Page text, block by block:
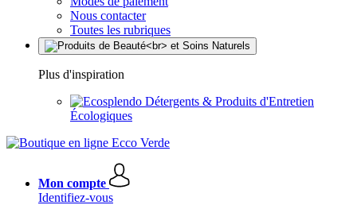
Nous contacter
Toutes les rubriques
Plus d'inspiration
Détergents & Produits d'Entretien
Écologiques
Mon compte
Identifiez-vous